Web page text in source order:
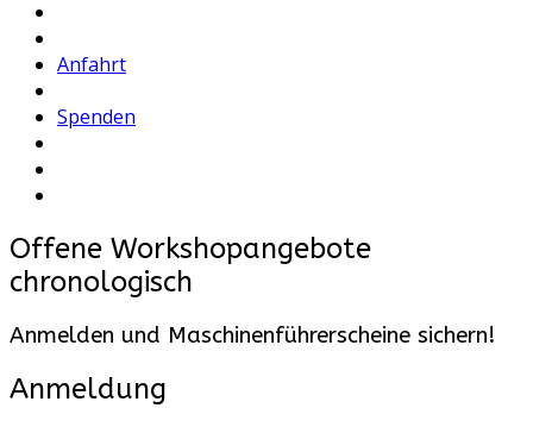
Anfahrt
Spenden
Offene Workshopangebote
chronologisch
Anmelden und Maschinenführerscheine sichern!
Anmeldung